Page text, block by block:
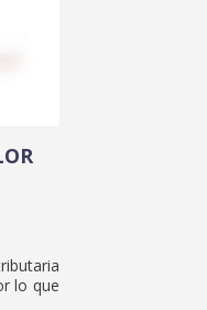
lo que